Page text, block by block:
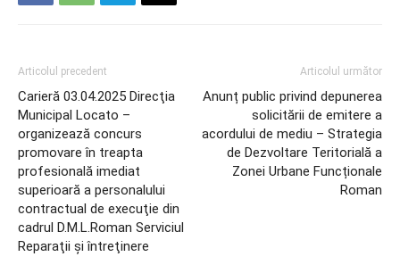
Articolul precedent
Carieră 03.04.2025 Direcţia
Municipal Locato –
organizează concurs
promovare în treapta
profesională imediat
superioară a personalului
contractual de execuţie din
cadrul D.M.L.Roman Serviciul
Reparaţii şi întreţinere
Articolul următor
Anunț public privind depunerea
solicitării de emitere a
acordului de mediu – Strategia
de Dezvoltare Teritorială a
Zonei Urbane Funcționale
Roman